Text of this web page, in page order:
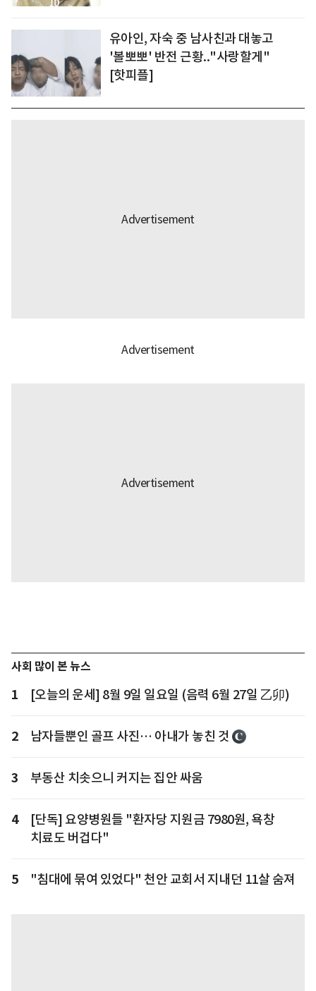
유아인, 자숙 중 남사친과 대놓고
'볼뽀뽀' 반전 근황.."사랑할게"
[핫피플]
사회 많이 본 뉴스
1 [오늘의 운세] 8월 9일 일요일 (음력 6월 27일 乙卯)
2 남자들뿐인 골프 사진… 아내가 놓친 것
3 부동산 치솟으니 커지는 집안 싸움
4
[단독] 요양병원들 "환자당 지원금 7980원, 욕창
치료도 버겁다"
5 "침대에 묶여 있었다" 천안 교회서 지내던 11살 숨져